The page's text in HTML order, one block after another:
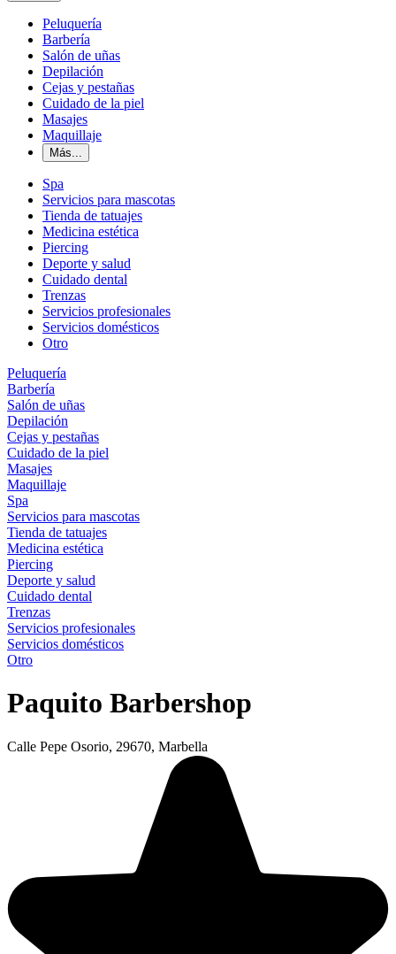
Peluquería
Barbería
Salón de uñas
Depilación
Cejas y pestañas
Cuidado de la piel
Masajes
Maquillaje
Más...
Spa
Servicios para mascotas
Tienda de tatuajes
Medicina estética
Piercing
Deporte y salud
Cuidado dental
Trenzas
Servicios profesionales
Servicios domésticos
Otro
Peluquería
Barbería
Salón de uñas
Depilación
Cejas y pestañas
Cuidado de la piel
Masajes
Maquillaje
Spa
Servicios para mascotas
Tienda de tatuajes
Medicina estética
Piercing
Deporte y salud
Cuidado dental
Trenzas
Servicios profesionales
Servicios domésticos
Otro
Paquito Barbershop
Calle Pepe Osorio, 29670, Marbella